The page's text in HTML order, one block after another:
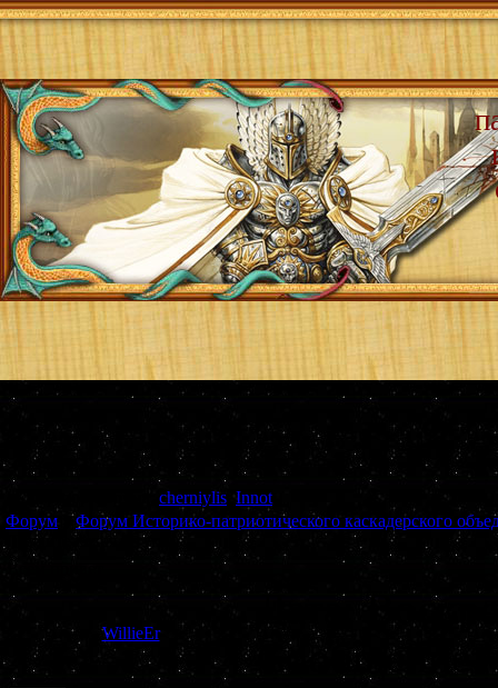
Страница
1
cherniylis Innot
Форум
Форум Историко-патриотического каскадерского
(Глядите какая штука!)
Всем привет
WillieEr
Дата:
Сообщение